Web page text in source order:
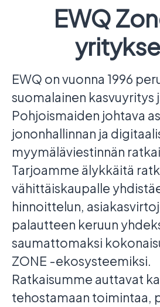
EWQ
EWQ on vuonna 1996
suomalainen kasvuyritys
Pohjoismaiden johtava
jononhallinnan ja
myymäläviestinnän
Tarjoamme älykkäitä
vähittäiskaupalle
hinnoittelun,
palautteen keruun
saumattomaksi
ZONE -ekosysteemiksi.
Ratkaisumme auttavat
tehostamaan toimintaa,